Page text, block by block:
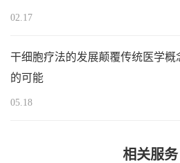
02.17
干细胞疗法的发展颠覆传统医学
的可能
05.18
相关服务